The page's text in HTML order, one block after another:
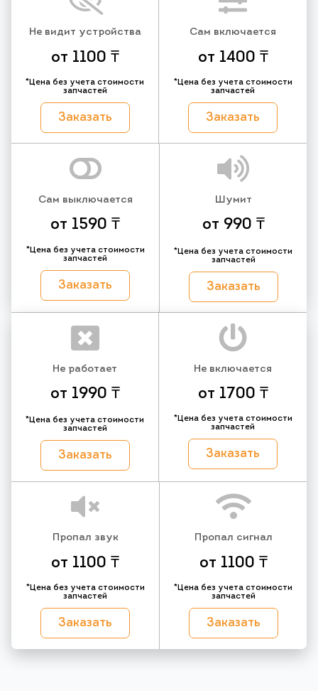
Не видит устройства
от 1100 ₸
*Цена без учета стоимости
запчастей
Заказать
Сам включается
от 1400 ₸
*Цена без учета стоимости
запчастей
Заказать
Сам выключается
от 1590 ₸
*Цена без учета стоимости
запчастей
Заказать
Шумит
от 990 ₸
*Цена без учета стоимости
запчастей
Заказать
Не работает
от 1990 ₸
*Цена без учета стоимости
запчастей
Заказать
Не включается
от 1700 ₸
*Цена без учета стоимости
запчастей
Заказать
Пропал звук
от 1100 ₸
*Цена без учета стоимости
запчастей
Заказать
Пропал сигнал
от 1100 ₸
*Цена без учета стоимости
запчастей
Заказать